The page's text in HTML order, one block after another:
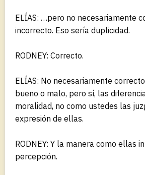
ELÍAS: …pero no necesariamente
incorrecto. Eso sería duplicidad.
RODNEY: Correcto.
ELÍAS: No necesariamente
bueno o malo, pero sí, las
moralidad, no como ustedes las
expresión de ellas.
RODNEY: Y la manera como ellas
percepción.